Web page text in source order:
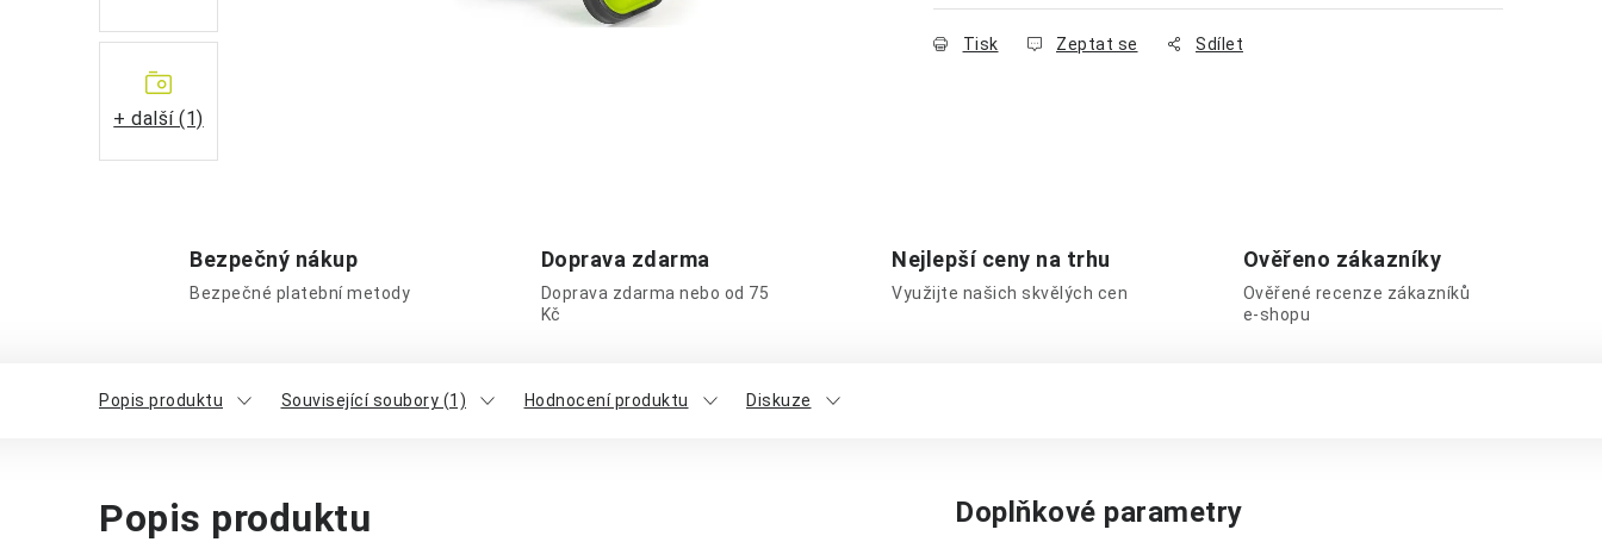
+ další (1)
Tisk Zeptat se Sdílet
Bezpečný nákup
Bezpečné platební metody
Doprava zdarma
Doprava zdarma nebo od 75
Kč
Nejlepší ceny na trhu
Využijte našich skvělých cen
Ověřeno zákazníky
Ověřené recenze zákazníků
e-shopu
Popis produktu Související soubory (1) Hodnocení produktu Diskuze
Popis produktu Doplňkové parametry